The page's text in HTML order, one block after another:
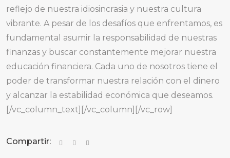
reflejo de nuestra idiosincrasia y nuestra cultura
vibrante. A pesar de los desafíos que enfrentamos, es
fundamental asumir la responsabilidad de nuestras
finanzas y buscar constantemente mejorar nuestra
educación financiera. Cada uno de nosotros tiene el
poder de transformar nuestra relación con el dinero
y alcanzar la estabilidad económica que deseamos.
[/vc_column_text][/vc_column][/vc_row]
Compartir: